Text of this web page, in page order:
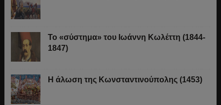
Το «σύστημα» του Ιωάννη Κωλέττη (1844-
1847)
Η άλωση της Κωνσταντινούπολης (1453)